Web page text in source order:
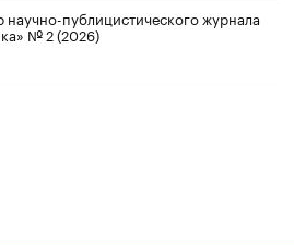
публицистического журнала
№ 2 (2026)